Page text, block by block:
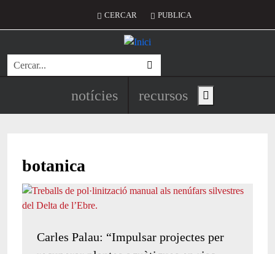
Menú del compte d'usuari
CERCAR PUBLICA
Cerca
Navegació principal de
notícies recursos Show main menu
botanica
Carles Palau: “Impulsar projectes per